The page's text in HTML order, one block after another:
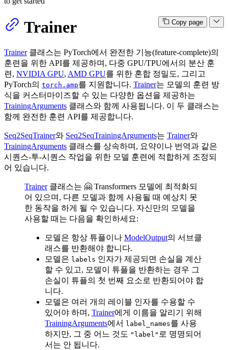
Copy page
Trainer
Trainer클래스는 PyTorch에서 완전한 기능(feature-complete)의
훈련을 위한 API를 제공하며, 다중 GPU/TPU에서의 분산 훈
련, NVIDIA GPU, AMD GPU를 위한 혼합 정밀도, 그리고
PyTorch의 torch.amp를 지원합니다. Trainer는 모델의 훈련 방
식을 커스터마이즈할 수 있는 다양한 옵션을 제공하는
TrainingArguments 클래스와 함께 사용됩니다. 이 두 클래스는
함께 완전한 훈련 API를 제공합니다.
Seq2SeqTrainer와 Seq2SeqTrainingArguments는 Trainer와
TrainingArguments 클래스를 상속하며, 요약이나 번역과 같은
시퀀스-투-시퀀스 작업을 위한 모델 훈련에 적합하게 조정되
어 있습니다.
Trainer클래스는 🤗 Transformers 모델에 최적화되
어 있으며, 다른 모델과 함께 사용될 때 예상치 못
한 동작을 하게 될 수 있습니다. 자신만의 모델을
사용할 때는 다음을 확인하세요:
모델은 항상 튜플이나 ModelOutput의 서브클
래스를 반환해야 합니다.
모델은 labels 인자가 제공되면 손실을 계산
할 수 있고, 모델이 튜플을 반환하는 경우 그
손실이 튜플의 첫 번째 요소로 반환되어야 합
니다.
모델은 여러 개의 레이블 인자를 수용할 수
있어야 하며, Trainer에게 이름을 알리기 위해
TrainingArguments에서 label_names를 사용
하지만, 그 중 어느 것도 "label" 로 명명되어
서는 안 됩니다.